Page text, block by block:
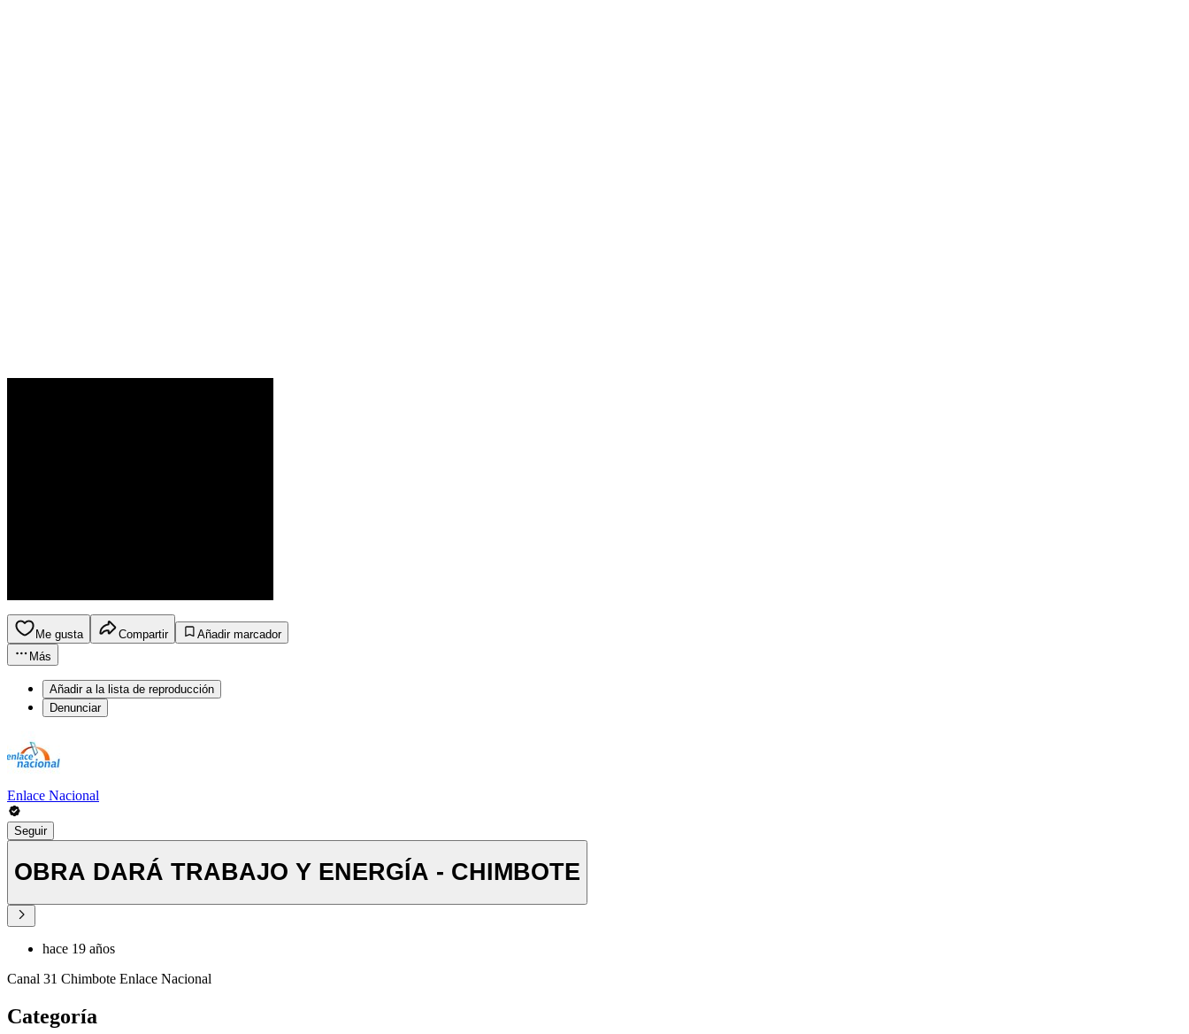
Me gusta Compartir
Añadir marcador
Más
Añadir a la lista de reproducción
Denunciar
Enlace Nacional
Seguir
OBRA DARÁ TRABAJO Y ENERGÍA - CHIMBOTE
hace 19 años
Canal 31 Chimbote Enlace Nacional
Categoría